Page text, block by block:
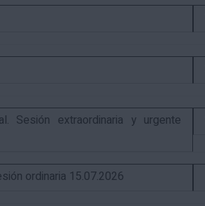
Sesión extraordinaria y urgente
ordinaria 15.07.2026